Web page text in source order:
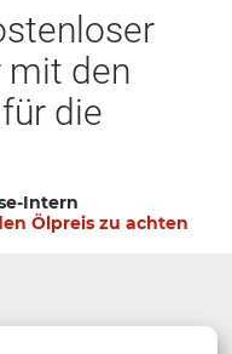
mit den
die
Intern
Ölpreis zu achten